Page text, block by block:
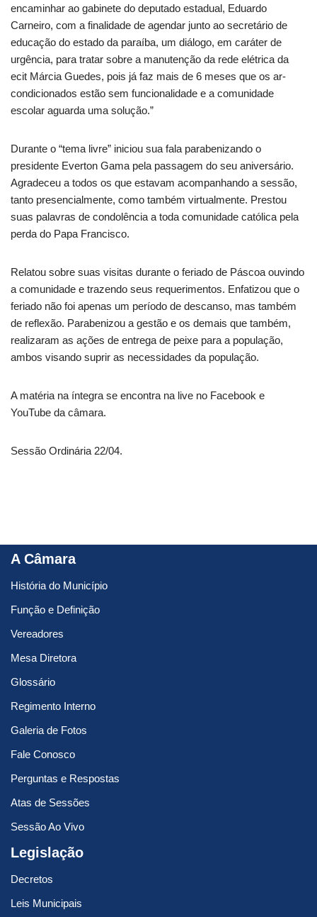
encaminhar ao gabinete do deputado estadual, Eduardo
Carneiro, com a finalidade de agendar junto ao secretário de
educação do estado da paraíba, um diálogo, em caráter de
urgência, para tratar sobre a manutenção da rede elétrica da
ecit Márcia Guedes, pois já faz mais de 6 meses que os ar-
condicionados estão sem funcionalidade e a comunidade
escolar aguarda uma solução.”
Durante o “tema livre” iniciou sua fala parabenizando o
presidente Everton Gama pela passagem do seu aniversário.
Agradeceu a todos os que estavam acompanhando a sessão,
tanto presencialmente, como também virtualmente. Prestou
suas palavras de condolência a toda comunidade católica pela
perda do Papa Francisco.
Relatou sobre suas visitas durante o feriado de Páscoa ouvindo
a comunidade e trazendo seus requerimentos. Enfatizou que o
feriado não foi apenas um período de descanso, mas também
de reflexão. Parabenizou a gestão e os demais que também,
realizaram as ações de entrega de peixe para a população,
ambos visando suprir as necessidades da população.
A matéria na íntegra se encontra na live no Facebook e
YouTube da câmara.
Sessão Ordinária 22/04.
A Câmara
História do Município
Função e Definição
Vereadores
Mesa Diretora
Glossário
Regimento Interno
Galeria de Fotos
Fale Conosco
Perguntas e Respostas
Atas de Sessões
Sessão Ao Vivo
Legislação
Decretos
Leis Municipais